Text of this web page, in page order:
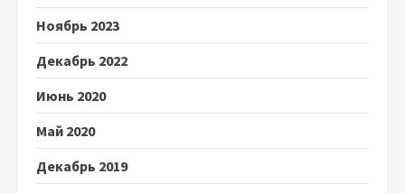
Ноябрь 2023
Декабрь 2022
Июнь 2020
Май 2020
Декабрь 2019